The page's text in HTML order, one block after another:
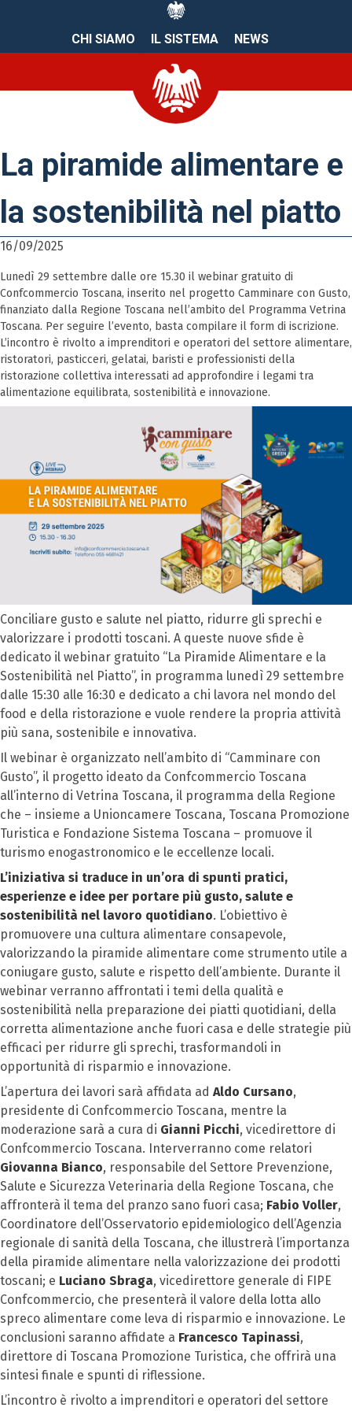
CHI SIAMO IL SISTEMA NEWS
La piramide alimentare e
la sostenibilità nel piatto
16/09/2025
Lunedì 29 settembre dalle ore 15.30 il webinar gratuito di
Confcommercio Toscana, inserito nel progetto Camminare con Gusto,
finanziato dalla Regione Toscana nell’ambito del Programma Vetrina
Toscana. Per seguire l’evento, basta compilare il form di iscrizione.
L’incontro è rivolto a imprenditori e operatori del settore alimentare,
ristoratori, pasticceri, gelatai, baristi e professionisti della
ristorazione collettiva interessati ad approfondire i legami tra
alimentazione equilibrata, sostenibilità e innovazione.
Conciliare gusto e salute nel piatto, ridurre gli sprechi e
valorizzare i prodotti toscani. A queste nuove sfide è
dedicato il webinar gratuito “La Piramide Alimentare e la
Sostenibilità nel Piatto”, in programma lunedì 29 settembre
dalle 15:30 alle 16:30 e dedicato a chi lavora nel mondo del
food e della ristorazione e vuole rendere la propria attività
più sana, sostenibile e innovativa.
Il webinar è organizzato nell’ambito di “Camminare con
Gusto”, il progetto ideato da Confcommercio Toscana
all’interno di Vetrina Toscana, il programma della Regione
che – insieme a Unioncamere Toscana, Toscana Promozione
Turistica e Fondazione Sistema Toscana – promuove il
turismo enogastronomico e le eccellenze locali.
L’iniziativa si traduce in un’ora di spunti pratici,
esperienze e idee per portare più gusto, salute e
sostenibilità nel lavoro quotidiano. L’obiettivo è
promuovere una cultura alimentare consapevole,
valorizzando la piramide alimentare come strumento utile a
coniugare gusto, salute e rispetto dell’ambiente. Durante il
webinar verranno affrontati i temi della qualità e
sostenibilità nella preparazione dei piatti quotidiani, della
corretta alimentazione anche fuori casa e delle strategie più
efficaci per ridurre gli sprechi, trasformandoli in
opportunità di risparmio e innovazione.
L’apertura dei lavori sarà affidata ad Aldo Cursano,
presidente di Confcommercio Toscana, mentre la
moderazione sarà a cura di Gianni Picchi, vicedirettore di
Confcommercio Toscana. Interverranno come relatori
Giovanna Bianco, responsabile del Settore Prevenzione,
Salute e Sicurezza Veterinaria della Regione Toscana, che
affronterà il tema del pranzo sano fuori casa; Fabio Voller,
Coordinatore dell’Osservatorio epidemiologico dell’Agenzia
regionale di sanità della Toscana, che illustrerà l’importanza
della piramide alimentare nella valorizzazione dei prodotti
toscani; e Luciano Sbraga, vicedirettore generale di FIPE
Confcommercio, che presenterà il valore della lotta allo
spreco alimentare come leva di risparmio e innovazione. Le
conclusioni saranno affidate a Francesco Tapinassi,
direttore di Toscana Promozione Turistica, che offrirà una
sintesi finale e spunti di riflessione.
L’incontro è rivolto a imprenditori e operatori del settore